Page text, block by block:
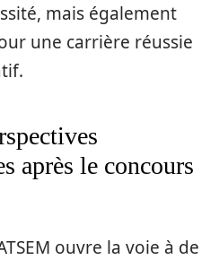
mais également
une carrière réussie
après le concours
ouvre la voie à de